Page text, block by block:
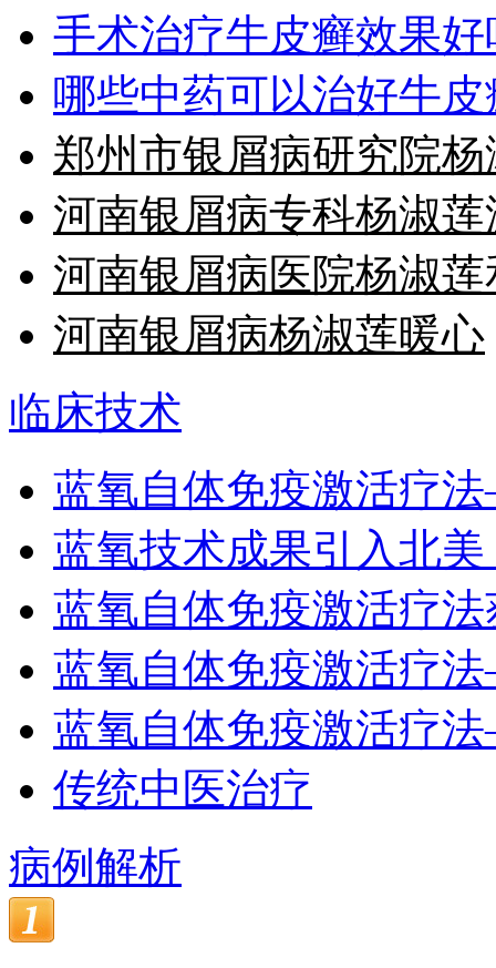
手术治疗牛皮癣效果好
哪些中药可以治好牛皮
郑州市银屑病研究院
河南银屑病专科杨淑莲
河南银屑病医院杨淑莲
河南银屑病杨淑莲暖心
临床技术
蓝氧自体免疫激活疗
蓝氧技术成果引入北
蓝氧自体免疫激活疗
蓝氧自体免疫激活疗
蓝氧自体免疫激活疗
传统中医治疗
病例解析